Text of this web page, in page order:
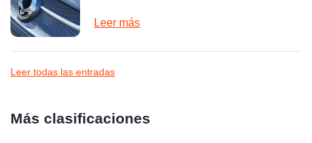
Leer más
Leer todas las entradas
Más clasificaciones